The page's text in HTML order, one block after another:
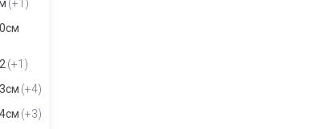
+1
+1
+4
+3